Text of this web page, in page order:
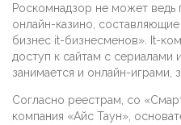
Роскомнадзор не может ведь
онлайн-казино,
бизнес it-бизнесменов». It-
доступ к сайтам с сериалами
занимается и онлайн-играми,
Согласно реестрам, со
компания «Айс Таун»,